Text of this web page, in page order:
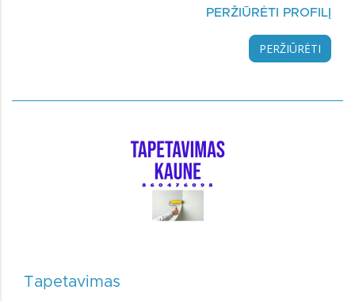
PERŽIŪRĖTI PROFILĮ
PERŽIŪRĖTI
Tapetavimas